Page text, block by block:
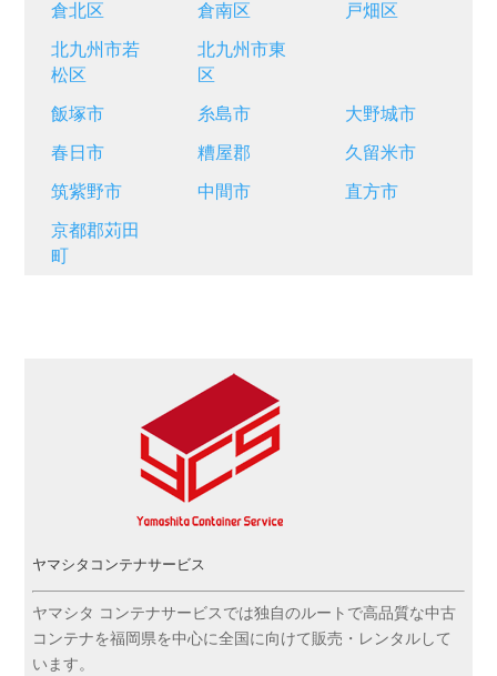
倉北区
倉南区
戸畑区
北九州市若
松区
北九州市東
区
飯塚市 糸島市 大野城市
春日市 糟屋郡 久留米市
筑紫野市 中間市 直方市
京都郡苅田
町
ヤマシタコンテナサービス
ヤマシタ コンテナサービスでは独自のルートで高品質な中古
コンテナを福岡県を中心に全国に向けて販売・レンタルして
います。